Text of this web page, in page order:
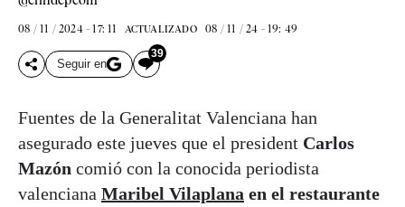
08 / 11 / 2024 - 17: 11 ACTUALIZADO 08 / 11 / 24 - 19: 49
Seguir en
39
Fuentes de la Generalitat Valenciana han
asegurado este jueves que el president Carlos
Mazón comió con la conocida periodista
valenciana Maribel Vilaplana en el restaurante